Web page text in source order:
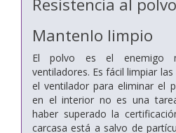
Mantenlo limpio
El polvo es el enemigo
ventiladores. Es fácil limpiar
el ventilador para eliminar el
en el interior no es una
haber superado la
carcasa está a salvo de